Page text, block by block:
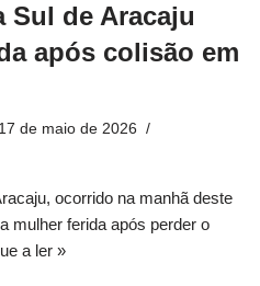
Sul de Aracaju
após colisão em
17 de maio de 2026
ocorrido na manhã deste
mulher ferida após perder o
a ler »